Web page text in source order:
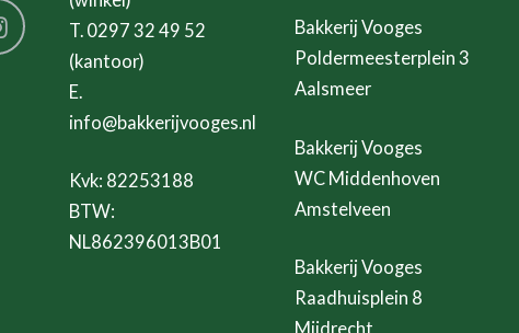
T. 0297 32 49 52
(kantoor)
E.
info@bakkerijvooges.nl
Kvk: 82253188
BTW:
NL862396013B01
Bakkerij Vooges
Poldermeesterplein 3
Aalsmeer
Bakkerij Vooges
WC Middenhoven
Amstelveen
Bakkerij Vooges
Raadhuisplein 8